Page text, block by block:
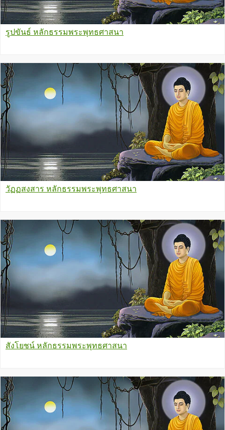
รูปขันธ์ หลักธรรมพระพุทธศาสนา
วัฏฏสงสาร หลักธรรมพระพุทธศาสนา
สังโยชน์ หลักธรรมพระพุทธศาสนา